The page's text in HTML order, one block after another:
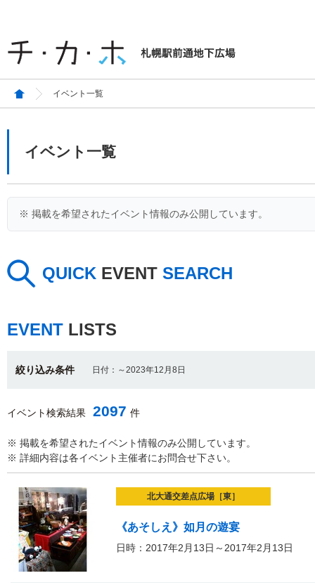
イベント一覧
イベント一覧
※ 掲載を希望されたイベント情報のみ公開しています。
QUICK EVENT SEARCH
EVENT LISTS
絞り込み条件 日付：～2023年12月8日
イベント検索結果 2097 件
※ 掲載を希望されたイベント情報のみ公開しています。
※ 詳細内容は各イベント主催者にお問合せ下さい。
北大通交差点広場［東］
《あそしえ》如月の遊宴
日時：2017年2月13日～2017年2月13日